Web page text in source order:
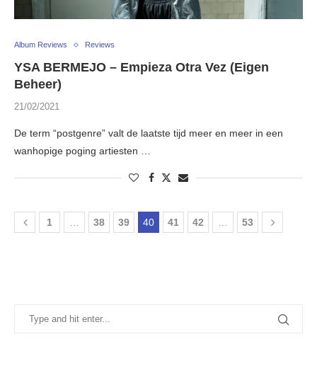
Album Reviews Reviews
YSA BERMEJO – Empieza Otra Vez (Eigen
Beheer)
21/02/2021
De term “postgenre” valt de laatste tijd meer en meer in een
wanhopige poging artiesten …
1 … 38 39 40 41 42 … 53